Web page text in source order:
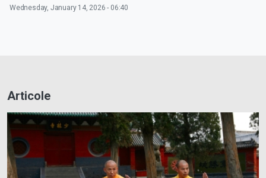
Wednesday, January 14, 2026 - 06:40
Articole